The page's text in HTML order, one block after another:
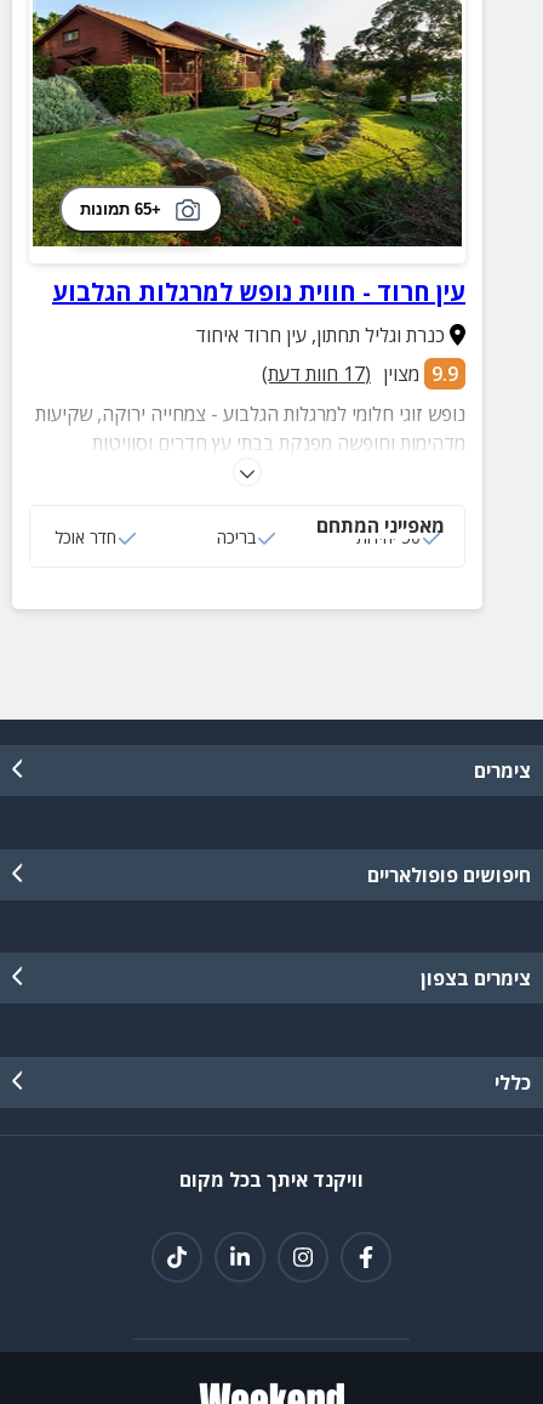
+65 תמונות
עין חרוד - חווית נופש למרגלות הגלבוע
כנרת וגליל תחתון,עין חרוד איחוד
9.9 מצוין (
17 חוות דעת)
נופש זוגי חלומי למרגלות הגלבוע - צמחייה ירוקה, שקיעות
מדהימות וחופשה מפנקת בבתי עץ חדרים וסוויטות
מאובזרות. ניתן להזמין למקום ארוחות גורמה רומנטיות
מאפייני המתחם
50 יחידות בריכה חדר אוכל
צימרים
חיפושים פופולאריים
צימרים בצפון
כללי
וויקנד איתך בכל מקום